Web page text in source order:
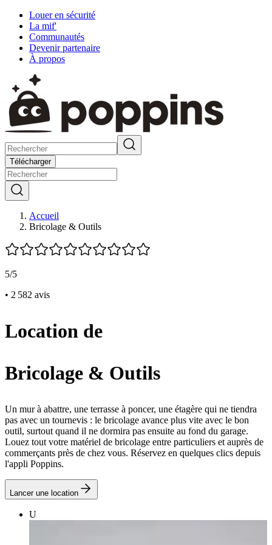
Louer en sécurité
La mif'
Communautés
Devenir partenaire
À propos
Télécharger
Accueil
Bricolage & Outils
5/5
• 2 582 avis
Location de
Bricolage & Outils
Un mur à abattre, une terrasse à poncer, une étagère qui ne tiendra
pas avec un tournevis : le bricolage avance plus vite avec le bon
outil, surtout quand il ne dormira pas ensuite au fond du garage.
Louez tout votre matériel de bricolage entre particuliers et auprès de
commerçants près de chez vous. Réservez en quelques clics depuis
l'appli Poppins.
Lancer une location
U